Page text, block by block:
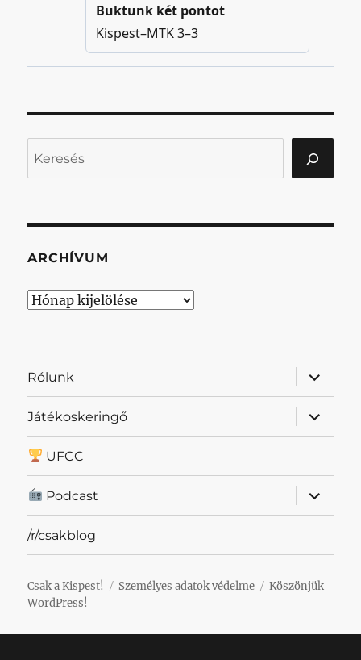
ARCHÍVUM
Archívum
Rólunk
almenü
Játékoskeringő
almenü
UFCC
Podcast
almenü
/r/csakblog
Csak a Kispest! Személyes adatok védelme
Köszönjük
WordPress!